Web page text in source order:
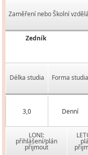
Zaměření nebo Školní
Zedník
Délka studia Forma studia
3,0 Denní
LONI:
přihlášení/plán
přijmout